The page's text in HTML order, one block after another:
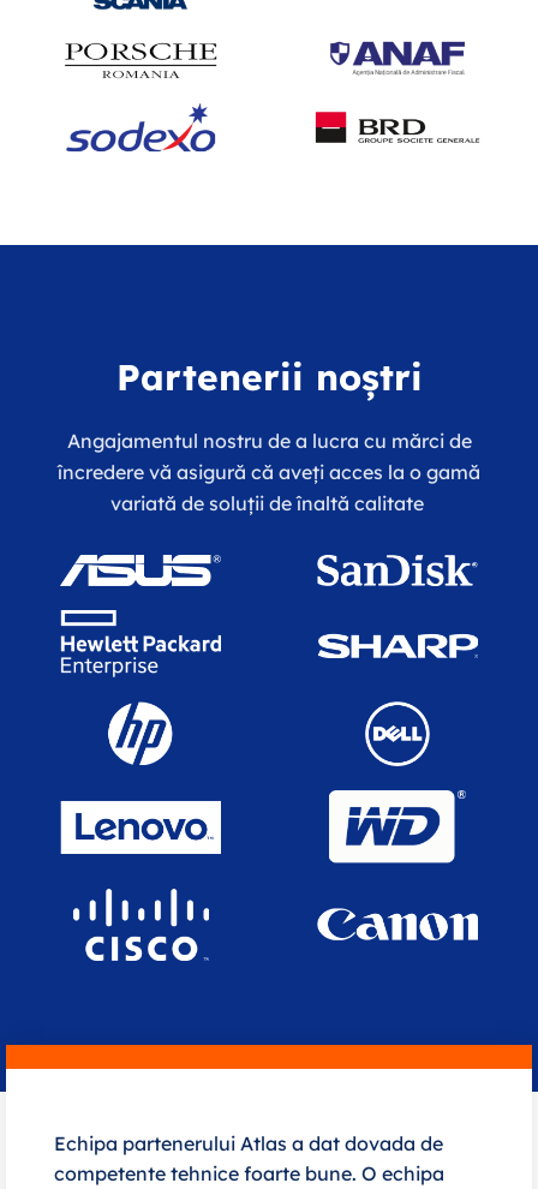
Partenerii noștri
Angajamentul nostru de a lucra cu mărci de
încredere vă asigură că aveți acces la o gamă
variată de soluții de înaltă calitate
Echipa partenerului Atlas a dat dovada de
competente tehnice foarte bune. O echipa